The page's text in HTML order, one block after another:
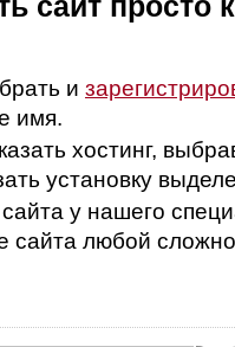
сайт просто
и
имя.
хостинг,
установку
сайта у нашего
сайта любой